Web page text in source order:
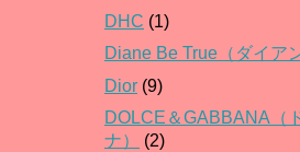
DHC (1)
Diane Be True（ダイア
Dior (9)
DOLCE＆GABBANA（
ナ）
(2)